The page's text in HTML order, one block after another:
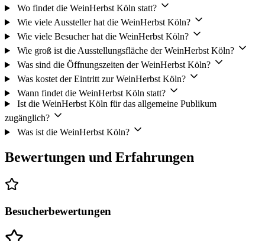
Wo findet die WeinHerbst Köln statt?
Wie viele Aussteller hat die WeinHerbst Köln?
Wie viele Besucher hat die WeinHerbst Köln?
Wie groß ist die Ausstellungsfläche der WeinHerbst Köln?
Was sind die Öffnungszeiten der WeinHerbst Köln?
Was kostet der Eintritt zur WeinHerbst Köln?
Wann findet die WeinHerbst Köln statt?
Ist die WeinHerbst Köln für das allgemeine Publikum
zugänglich?
Was ist die WeinHerbst Köln?
Bewertungen und Erfahrungen
Besucherbewertungen